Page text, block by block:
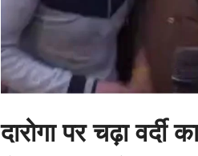
दारोगा पर चढ़ा